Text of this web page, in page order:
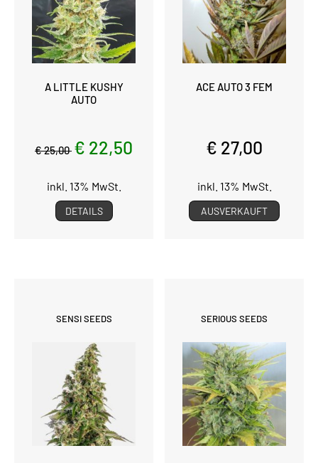
A LITTLE KUSHY
AUTO
€ 25,00 € 22,50
inkl. 13% MwSt.
DETAILS
ACE AUTO 3 FEM
€ 27,00
inkl. 13% MwSt.
AUSVERKAUFT
SENSI SEEDS SERIOUS SEEDS